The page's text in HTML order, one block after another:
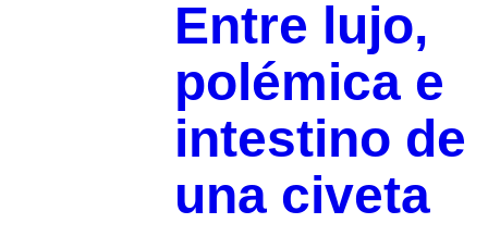
Entre lujo,
polémica e
intestino de
una civeta